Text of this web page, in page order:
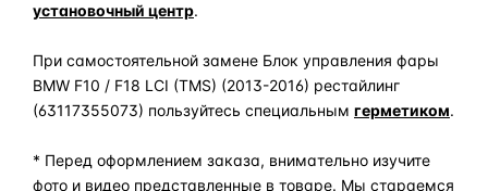
установочный центр.
При самостоятельной замене Блок управления фары
BMW F10 / F18 LCI (TMS) (2013-2016) рестайлинг
(63117355073) пользуйтесь специальным герметиком.
* Перед оформлением заказа, внимательно изучите
фото и видео представленные в товаре. Мы стараемся